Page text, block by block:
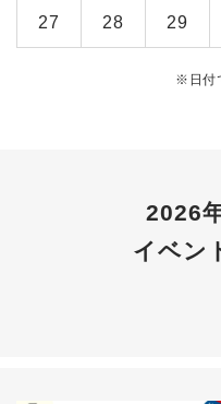
27 28 29
※ 日付
2026
イベン